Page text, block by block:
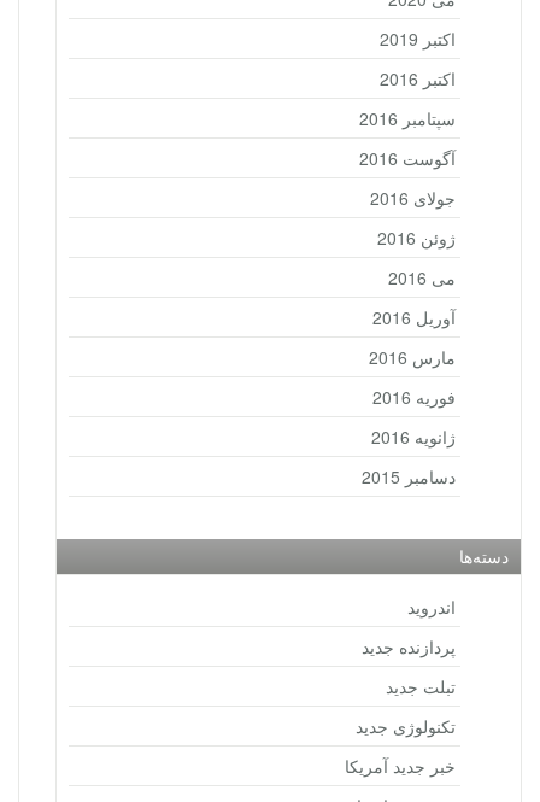
اکتبر 2019
اکتبر 2016
سپتامبر 2016
آگوست 2016
جولای 2016
ژوئن 2016
می 2016
آوریل 2016
مارس 2016
فوریه 2016
ژانویه 2016
دسامبر 2015
دسته‌ها
اندروید
پردازنده جدید
تبلت جدید
تکنولوژی جدید
خبر جدید آمریکا